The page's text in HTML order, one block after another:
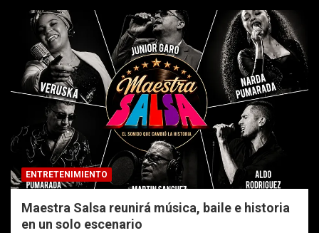
ENTRETENIMIENTO
Maestra Salsa reunirá música, baile e historia
en un solo escenario